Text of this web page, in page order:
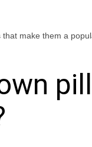
make them a